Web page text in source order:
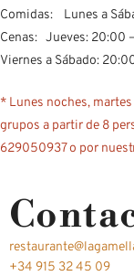
Comidas: Lunes a
Cenas: Jueves: 20:00
Viernes a Sábado:
* Lunes noches,
grupos a partir de 8
629050937 o por
+34 915 32 45 09